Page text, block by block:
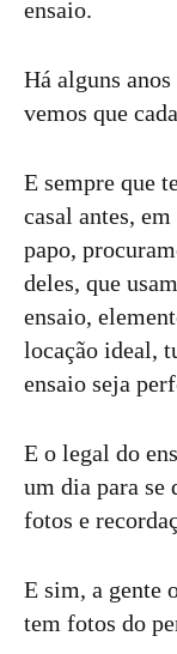
ensaio.
Há alguns
vemos que
E sempre que
casal antes,
papo,
deles, que
ensaio,
locação ideal,
ensaio seja
E o legal do
um dia para se
fotos e
E sim, a gente
tem fotos do